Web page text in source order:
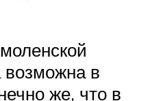
возможна в
же, что в